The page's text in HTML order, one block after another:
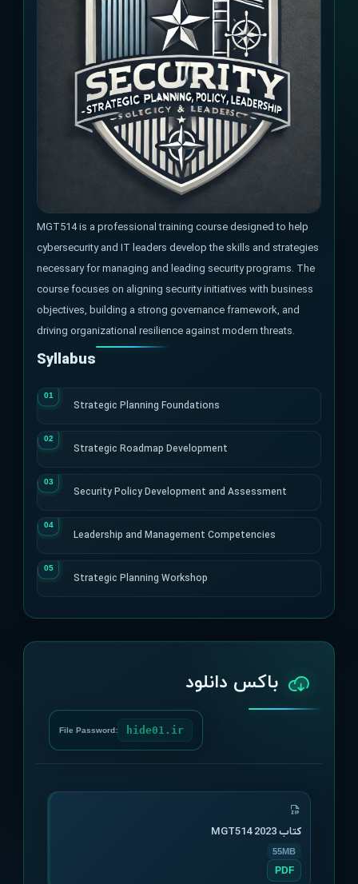
MGT514 is a professional training course designed to help
cybersecurity and IT leaders develop the skills and strategies
necessary for managing and leading security programs. The
course focuses on aligning security initiatives with business
objectives, building a strong governance framework, and
driving organizational resilience against modern threats.
Syllabus
Strategic Planning Foundations
Strategic Roadmap Development
Security Policy Development and Assessment
Leadership and Management Competencies
Strategic Planning Workshop
باکس دانلود
File Password: hide01.ir
کتاب MGT514 2023
55MB
PDF